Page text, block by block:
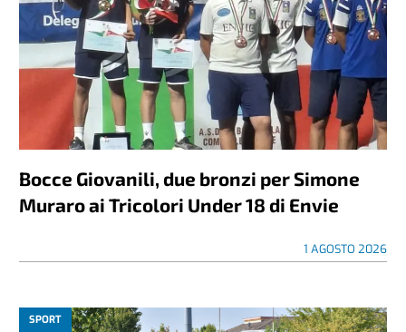
Bocce Giovanili, due bronzi per Simone
Muraro ai Tricolori Under 18 di Envie
1 AGOSTO 2026
SPORT